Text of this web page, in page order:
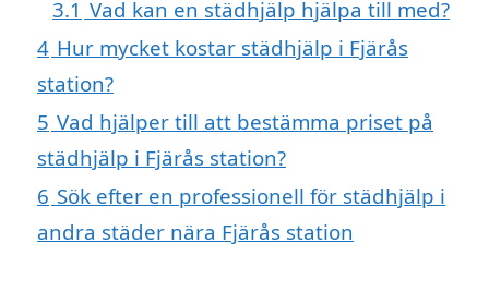
3.1 Vad kan en städhjälp hjälpa till med?
4 Hur mycket kostar städhjälp i Fjärås
station?
5 Vad hjälper till att bestämma priset på
städhjälp i Fjärås station?
6 Sök efter en professionell för städhjälp i
andra städer nära Fjärås station